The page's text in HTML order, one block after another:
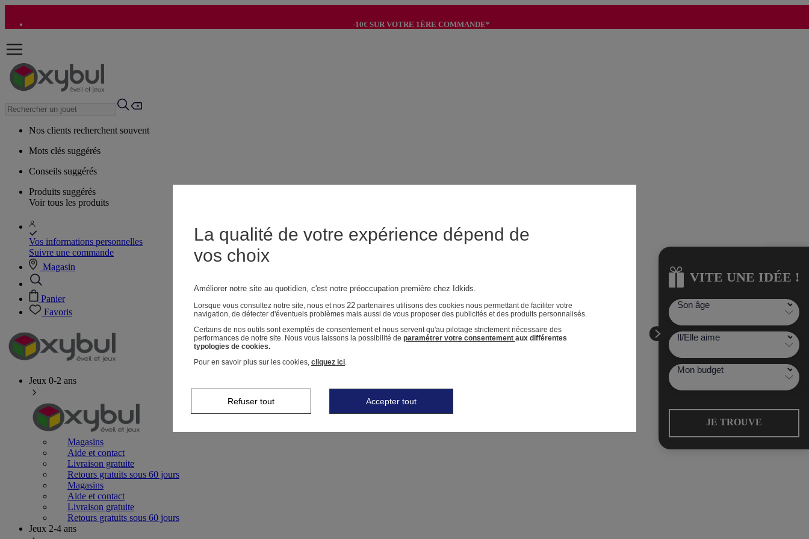
-10€ SUR VOTRE 1ÈRE COMMANDE*
Nos clients recherchent souvent
Mots clés suggérés
Conseils suggérés
Produits suggérés
Voir tous les produits
Vos informations personnelles
Suivre une commande
Magasin
Panier
Favoris
Jeux 0-2 ans
Magasins
Aide et contact
Livraison gratuite
Retours gratuits sous 60 jours
Magasins
Aide et contact
Livraison gratuite
Retours gratuits sous 60 jours
Jeux 2-4 ans
VITE UNE IDÉE !
VITE UNE IDÉE !
JE TROUVE
La qualité de votre expérience dépend de
vos choix
Améliorer notre site au quotidien, c'est notre préoccupation première chez Idkids.
Lorsque vous consultez notre site, nous et nos 22 partenaires utilisons des cookies nous permettant de faciliter votre
navigation, de détecter d'éventuels problèmes mais aussi de vous proposer des publicités et des produits personnalisés.
Certains de nos outils sont exemptés de consentement et nous servent qu'au pilotage strictement nécessaire des
performances de notre site. Nous vous laissons la possibilité de paramétrer votre consentement aux différentes
typologies de cookies.
Pour en savoir plus sur les cookies, cliquez ici.
Refuser tout Accepter tout